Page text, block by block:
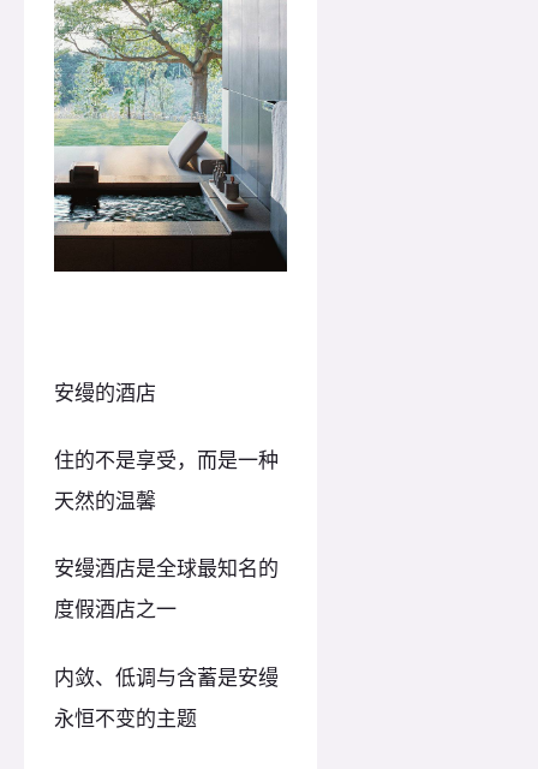
安缦的酒店
住的不是享受，而是一种
天然的温馨
安缦酒店是全球最知名的
度假酒店之一
内敛、低调与含蓄是安缦
永恒不变的主题